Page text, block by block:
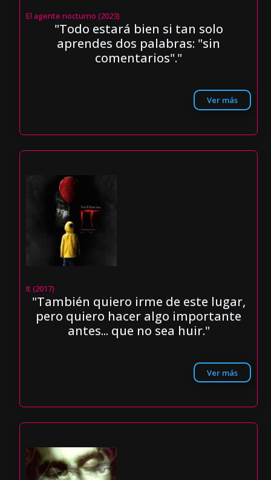
El agente nocturno (2023)
"Todo estará bien si tan solo
aprendes dos palabras: "sin
comentarios"."
Ver más
It (2017)
"También quiero irme de este lugar,
pero quiero hacer algo importante
antes... que no sea huir."
Ver más